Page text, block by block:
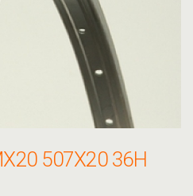
507X20 36H